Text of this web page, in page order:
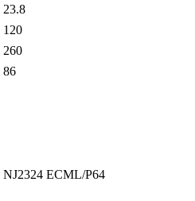
23.8
120
260
86
NJ2324 ECML/P64